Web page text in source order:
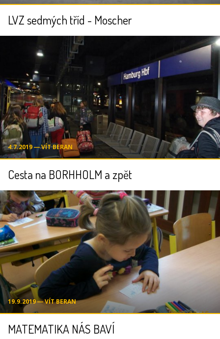
LVZ sedmých tříd - Moscher
4.7.2019 ― VÍT BERAN
Cesta na BORHHOLM a zpět
19.9.2019 ― VÍT BERAN
MATEMATIKA NÁS BAVÍ